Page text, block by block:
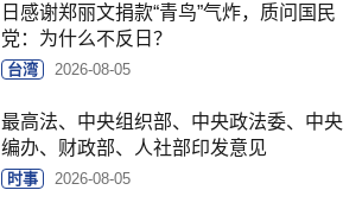
日感谢郑丽文捐款“青鸟”气炸，质问国民
党：为什么不反日？
台湾 2026-08-05
最高法、中央组织部、中央政法委、中央
编办、财政部、人社部印发意见
时事 2026-08-05